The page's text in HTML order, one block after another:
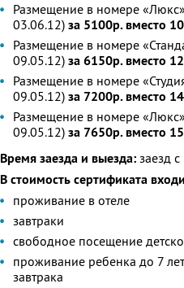
Размещение в номере
03.06.12) за 5100р. вместо
Размещение в номере
09.05.12) за 6150р. вместо
Размещение в номере
09.05.12) за 7200р. вместо
Размещение в номере
09.05.12) за 7650р. вместо
Время заезда и выезда: заезд
В стоимость сертификата
проживание в отеле
завтраки
свободное посещение
проживание ребенка до 7
завтрака